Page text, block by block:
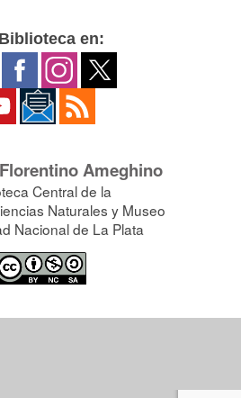
en:
Ameghino
Central de la
Naturales y Museo
Nacional de La Plata